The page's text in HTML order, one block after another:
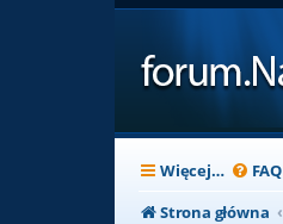
Więcej… FAQ
Strona główna